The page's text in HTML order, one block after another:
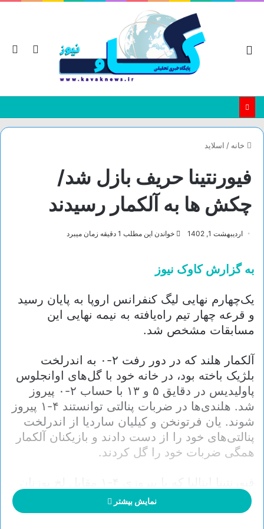
تغییر
خانه / اسلاید
فیورنتینا حریف بازل شد/
چکش ها به آلکمار رسیدند
اردیبهشت 1, 1402 خواندن این مطلب 1 دقیقه زمان میبرد
به گزارش کاوک نیوز
یک‌چهارم نهایی لیگ کنفرانس اروپا به پایان رسید
و قرعه چهار تیم راه‌یافته به نیمه نهایی این
مسابقات مشخص شد.
آلکمار هلند که در دور رفت ۲-۰ به اندرلخت
بلژیک باخته بود، در خانه خود با گل‌های اوانجلوس
پاولیدیس در دقایق ۵ و ۱۳ با حساب ۲-۰ پیروز
شد. هلندی‌ها در ضربات پنالتی توانستند ۴-۱ پیروز
شوند. یان فرتونخن و کیلیان ساردیا از اندرلخت
پنالتی‌های خود را از دست دادند و بازیکنان آلکمار
همگی ضربات خود را گل کردند.
در لهستان بار خود را بسته بود، در آرتمیو فرانکی
با قضاوت بحث‌برانگیز و عجیب داور صرب، ۳-۲
نمایش بیشتر